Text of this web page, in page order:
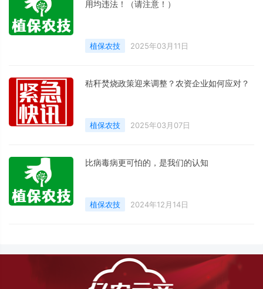
用均违法！（请注意！）
植保农技 2025年03月11日
秸秆焚烧政策迎来调整？农资企业如何应对？
植保农技 2025年03月07日
比病毒病更可怕的，是我们的认知
植保农技 2024年12月14日